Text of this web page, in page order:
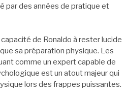
par des années de pratique et
de Ronaldo à rester lucide
sa préparation physique. Les
comme un expert capable de
est un atout majeur qui
lors des frappes puissantes.